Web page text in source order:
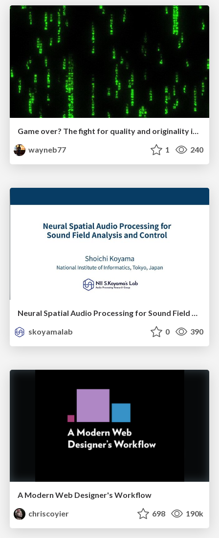
wayneb77
1 240
Neural Spatial Audio Processing for Sound Field Analysis and Control
skoyamalab
0 390
A Modern Web Designer's Workflow
chriscoyier
698 190k